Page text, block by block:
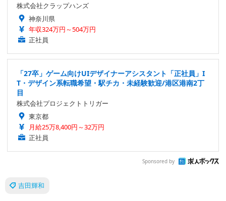
株式会社クラップハンズ
神奈川県
年収324万円～504万円
正社員
「27卒」ゲーム向けUIデザイナーアシスタント「正社員」I
T・デザイン系転職希望・駅チカ・未経験歓迎/港区港南2丁
目
株式会社プロジェクトトリガー
東京都
月給25万8,400円～32万円
正社員
Sponsored by
吉田輝和